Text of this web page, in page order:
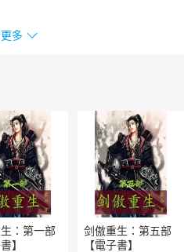
輯】
業，美國麻省理工學院（MIT）哲
佛大學客座副教授、東京大學招
研究所客座研究員等。曾獲頒最
理大臣賞、開放創新大賞、MIT科
Foundation Award貢獻
多
：第一部
】
剑傲重生：第五部
【電子書】